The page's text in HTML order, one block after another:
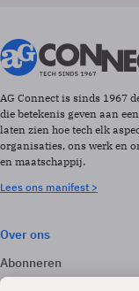
AG Connect is sinds 1967
die betekenis geven aan
laten zien hoe tech elk
organisaties, ons werk en
en maatschappij.
Lees ons manifest >
Over ons
Abonneren
Adverteren